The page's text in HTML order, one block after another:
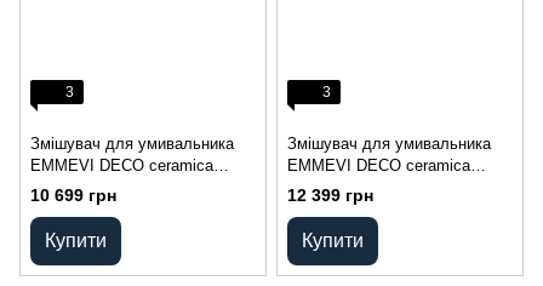
3
Змішувач для умивальника
EMMEVI DECO ceramica
СR121613
10 699 грн
Купити
3
Змішувач для умивальника
EMMEVI DECO ceramica
СR121615
12 399 грн
Купити